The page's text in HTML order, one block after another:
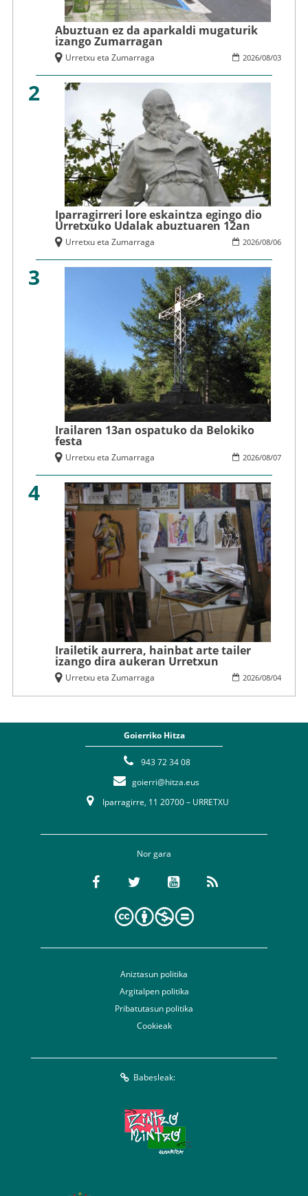
Abuztuan ez da aparkaldi mugaturik
izango Zumarragan
2026/08/03
Urretxu eta Zumarraga
2
Iparragirreri lore eskaintza egingo dio
Urretxuko Udalak abuztuaren 12an
2026/08/06
Urretxu eta Zumarraga
3
Irailaren 13an ospatuko da Belokiko
festa
2026/08/07
Urretxu eta Zumarraga
4
Irailetik aurrera, hainbat arte tailer
izango dira aukeran Urretxun
2026/08/04
Urretxu eta Zumarraga
Goierriko Hitza
943 72 34 08
goierri@hitza.eus
Iparragirre, 11 20700 – URRETXU
Nor gara
Aniztasun politika
Argitalpen politika
Pribatutasun politika
Cookieak
Babesleak: